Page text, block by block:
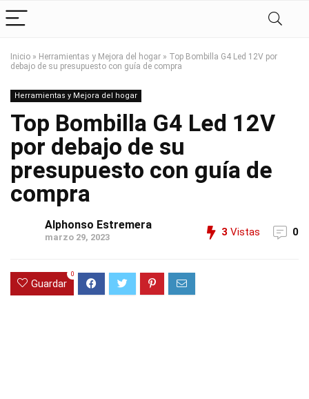
Inicio » Herramientas y Mejora del hogar » Top Bombilla G4 Led 12V por
debajo de su presupuesto con guía de compra
Herramientas y Mejora del hogar
Top Bombilla G4 Led 12V
por debajo de su
presupuesto con guía de
compra
Alphonso Estremera
marzo 29, 2023 3 Vistas 0
Guardar
0